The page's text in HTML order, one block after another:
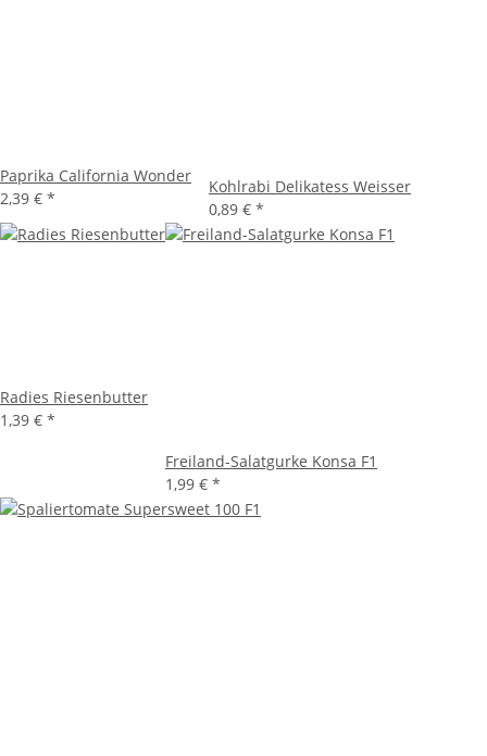
Paprika California Wonder
2,39 € *
Kohlrabi Delikatess Weisser
0,89 € *
Radies Riesenbutter
1,39 € *
Freiland-Salatgurke Konsa F1
1,99 € *